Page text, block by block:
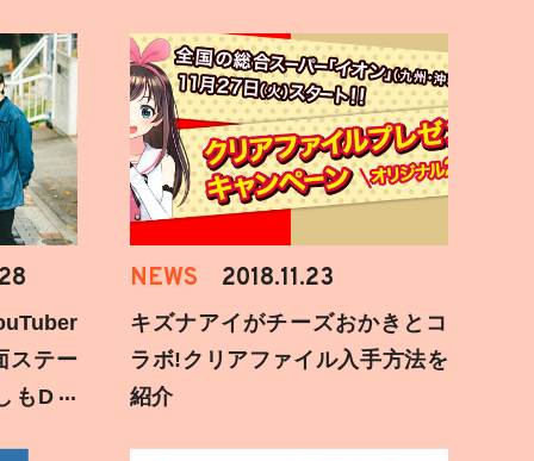
ステー
もD遅
NEWS 2018.11.23
キズナアイがチーズおかきとコ
ラボ!クリアファイル入手方法を
紹介